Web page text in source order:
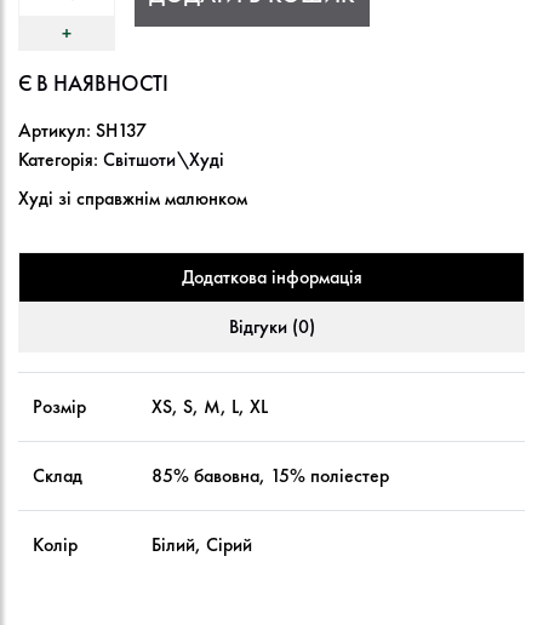
Є В НАЯВНОСТІ
Артикул: SH137
Категорія: Світшоти\Худі
Худі зі справжнім малюнком
Додаткова інформація
Відгуки (0)
Розмір XS, S, M, L, XL
Склад 85% бавовна, 15% поліестер
Колір Білий, Сірий